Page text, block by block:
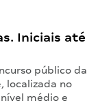
Iniciais até
público da
localizada no
médio e